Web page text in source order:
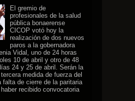
El gremio de
profesionales de la salud
pública bonaerense
CICOP votó hoy la
realización de dos nuevos
paros a la gobernadora
Vidal, uno de 24 horas
10 de abril y otro de 48
24 y 25 de abril. Serán la
medida de fuerza del
falta de cierre de la paritaria
recibido convocatoria